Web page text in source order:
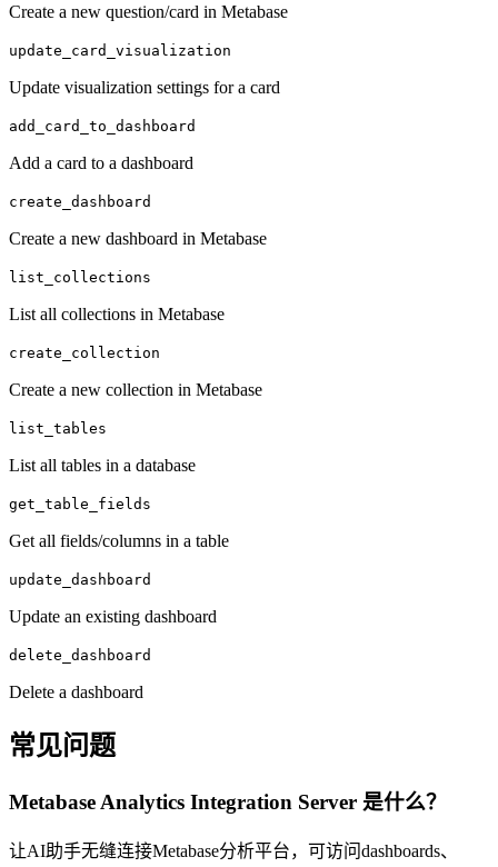
Create a new question/card in Metabase
update_card_visualization
Update visualization settings for a card
add_card_to_dashboard
Add a card to a dashboard
create_dashboard
Create a new dashboard in Metabase
list_collections
List all collections in Metabase
create_collection
Create a new collection in Metabase
list_tables
List all tables in a database
get_table_fields
Get all fields/columns in a table
update_dashboard
Update an existing dashboard
delete_dashboard
Delete a dashboard
常见问题
Metabase Analytics Integration Server 是什么？
让AI助手无缝连接Metabase分析平台，可访问dashboards、